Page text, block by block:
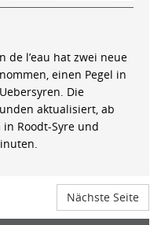
de l’eau hat zwei neue
einen Pegel in
Die
aktualisiert, ab
Roodt-Syre und
Nächste Seite